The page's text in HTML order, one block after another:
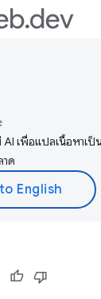
AI เพื่อแปลเนื้อหาเ
ด